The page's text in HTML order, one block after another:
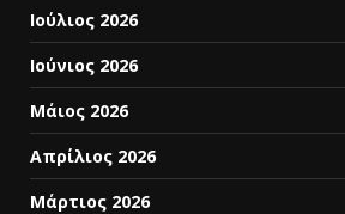
Ιούλιος 2026
Ιούνιος 2026
Μάιος 2026
Απρίλιος 2026
Μάρτιος 2026